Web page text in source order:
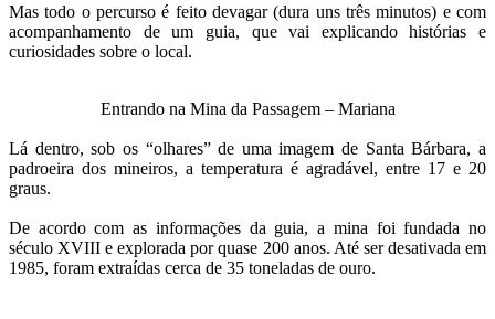
Mas todo o percurso é feito devagar (dura uns três minutos) e com
acompanhamento de um guia, que vai explicando histórias e
curiosidades sobre o local.
Entrando na Mina da Passagem – Mariana
Lá dentro, sob os “olhares” de uma imagem de Santa Bárbara, a
padroeira dos mineiros, a temperatura é agradável, entre 17 e 20
graus.
De acordo com as informações da guia, a mina foi fundada no
século XVIII e explorada por quase 200 anos. Até ser desativada em
1985, foram extraídas cerca de 35 toneladas de ouro.